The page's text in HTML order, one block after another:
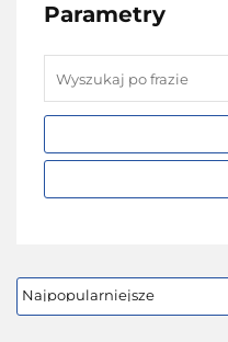
Parametry